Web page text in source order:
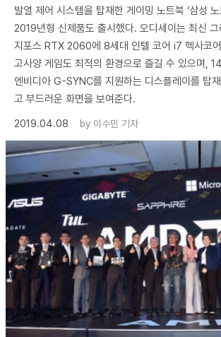
발열 제어 시스템을 탑재한 게이밍 노트북 ‘삼성 노
2019년형 신제품도 출시했다. 오디세이는 최신
지포스 RTX 2060에 8세대 인텔 코어 i7 헥사코
고사양 게임도 최적의 환경으로 즐길 수 있으며,
엔비디아 G-SYNC를 지원하는 디스플레이를 탑
고 부드러운 화면을 보여준다.
2019.04.08
by 이수민 기자